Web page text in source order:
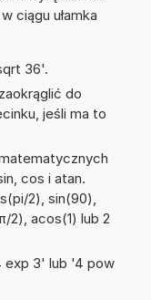
ciągu ułamka
36'.
do
jeśli ma to
cos i atan.
2), sin(90),
2), acos(1) lub 2
exp 3' lub '4 pow